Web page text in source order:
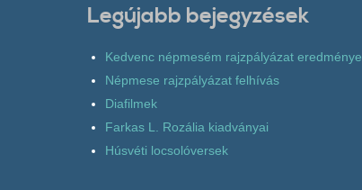
Legújabb bejegyzések
Kedvenc népmesém rajzpályázat eredménye
Népmese rajzpályázat felhívás
Diafilmek
Farkas L. Rozália kiadványai
Húsvéti locsolóversek